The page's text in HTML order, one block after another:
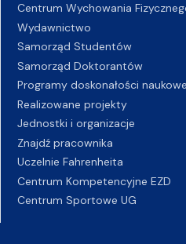
Centrum Wychowania
Wydawnictwo
Samorząd Studentów
Samorząd Doktorantów
Programy doskonałości
Realizowane projekty
Jednostki i organizacje
Znajdź pracownika
Uczelnie Fahrenheita
Centrum Kompetencyjne EZD
Centrum Sportowe UG